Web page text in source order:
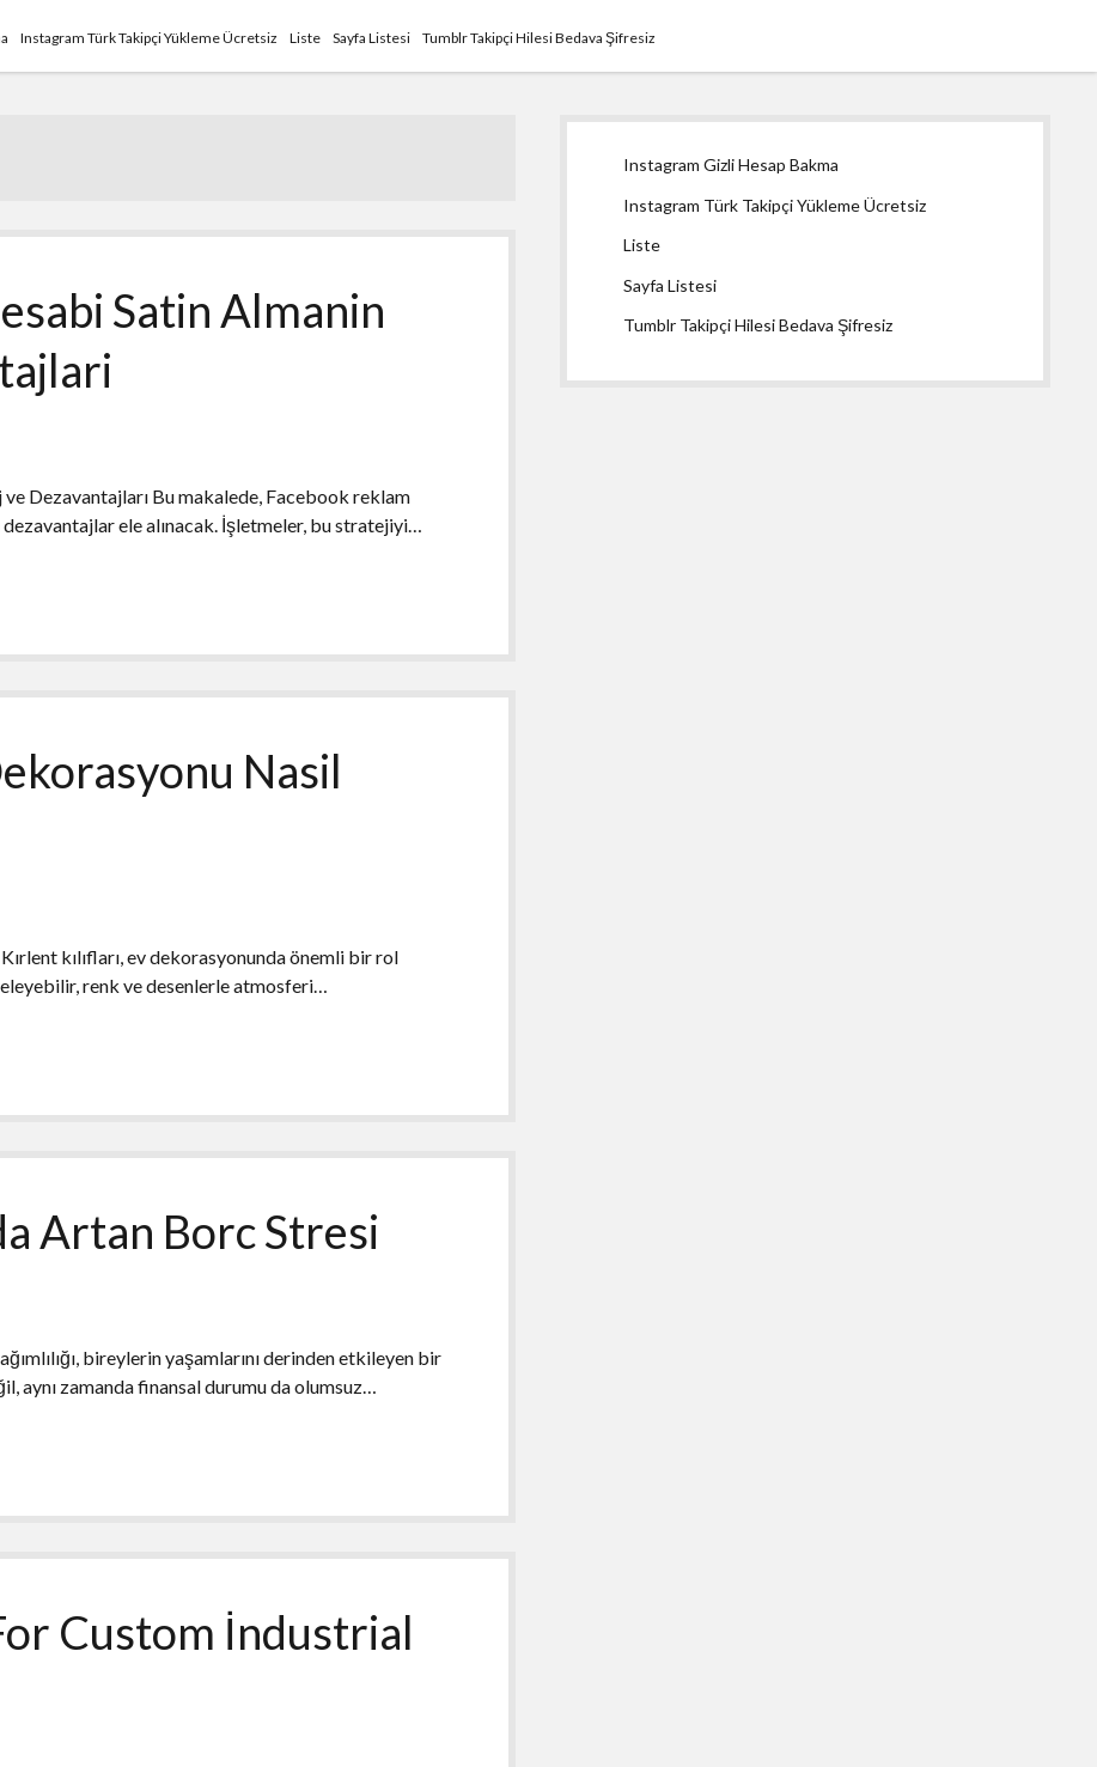
Instagram Türk Takipçi Yükleme Ücretsiz Liste Sayfa Listesi Tumblr Takipçi Hilesi Bedava Şifresiz
Satin Almanin
ve Dezavantajları Bu makalede, Facebook reklam
dezavantajlar ele alınacak. İşletmeler, bu stratejiyi…
Nasil
kılıfları, ev dekorasyonunda önemli bir rol
renk ve desenlerle atmosferi…
Artan Borc Stresi
bireylerin yaşamlarını derinden etkileyen bir
aynı zamanda finansal durumu da olumsuz…
Custom İndustrial
Menü
Instagram Gizli Hesap Bakma
Instagram Türk Takipçi Yükleme Ücretsiz
Liste
Sayfa Listesi
Tumblr Takipçi Hilesi Bedava Şifresiz